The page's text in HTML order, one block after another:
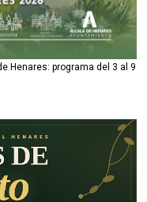
Henares: programa del 3 al 9